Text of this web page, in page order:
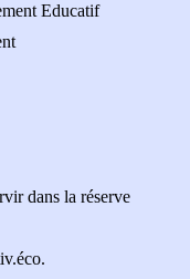
Educatif
dans la réserve